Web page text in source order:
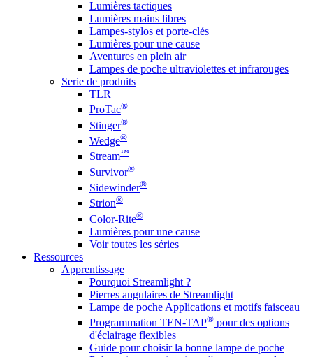
Lumières tactiques
Lumières mains libres
Lampes-stylos et porte-clés
Lumières pour une cause
Aventures en plein air
Lampes de poche ultraviolettes et infrarouges
Serie de produits
TLR
ProTac®
Stinger®
Wedge®
Stream™
Survivor®
Sidewinder®
Strion®
Color-Rite®
Lumières pour une cause
Voir toutes les séries
Ressources
Apprentissage
Pourquoi Streamlight ?
Pierres angulaires de Streamlight
Lampe de poche Applications et motifs faisceau
Programmation TEN-TAP® pour des options
d'éclairage flexibles
Guide pour choisir la bonne lampe de poche